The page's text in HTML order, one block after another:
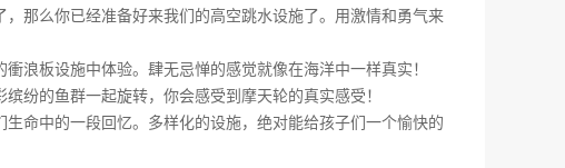
那么你已经准备好来我们的高空跳水设施了。用激情和勇气来
浪板设施中体验。肆无忌惮的感觉就像在海洋中一样真实！
纷的鱼群一起旋转，你会感受到摩天轮的真实感受！
命中的一段回忆。多样化的设施，绝对能给孩子们一个愉快的